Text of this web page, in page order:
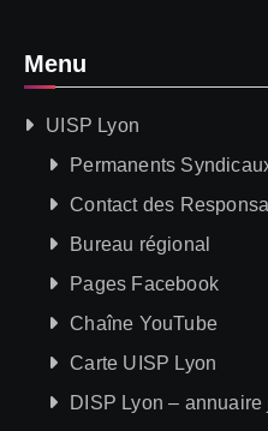
Menu
UISP Lyon
Permanents
Contact des
Bureau régional
Pages Facebook
Chaîne YouTube
Carte UISP Lyon
DISP Lyon – annuaire